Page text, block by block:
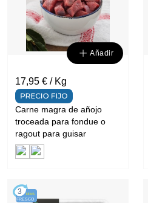
Añadir
17,95 € / Kg
Carne magra de añojo
troceada para fondue o
ragout para guisar
3 DÍAS
FRESCO